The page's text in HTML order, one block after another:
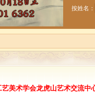
按姓名：
艺美术学会龙虎山艺术交流中